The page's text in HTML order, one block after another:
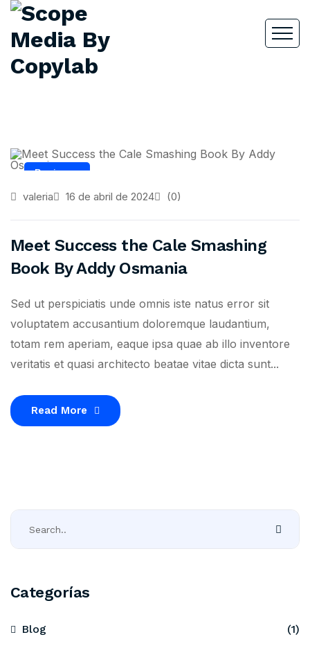
Business
valeria
16 de abril de 2024 (0)
Meet Success the Cale Smashing
Book By Addy Osmania
Sed ut perspiciatis unde omnis iste natus error sit
voluptatem accusantium doloremque laudantium,
totam rem aperiam, eaque ipsa quae ab illo inventore
veritatis et quasi architecto beatae vitae dicta sunt...
Read More
Categorías
Blog (1)